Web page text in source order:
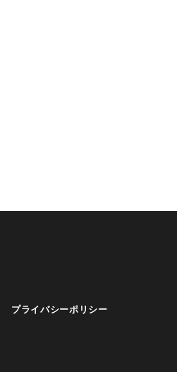
プライバシーポリシー